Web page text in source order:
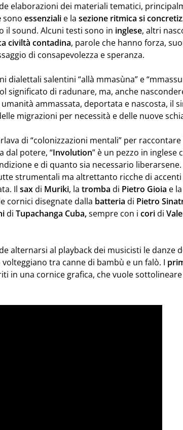
elaborazioni dei materiali tematici,
sono essenziali e la sezione ritmica si
il sound. Alcuni testi sono in inglese, altri
civiltà contadina, parole che hanno forza,
di consapevolezza e speranza.
dialettali salentini “allà mmasùna” e
significato di radunare, ma, anche
ammassata, deportata e nascosta, il
migrazioni per necessità e delle nuove
di “colonizzazioni mentali” per raccontare
dal potere, “Involution” è un pezzo in inglese
e di quanto sia necessario liberarsene.
strumentali ma altrettanto ricche di accenti
Il saxdi Muriki, la tromba di Pietro Gioia e la
cornici disegnate dalla batteria di Pietro
di Tupachanga Cuba,sempre con i coridi
alternarsi al playback dei musicisti le danze
tra canne di bambù e un falò. I
in una cornice grafica, che vuole sottolineare